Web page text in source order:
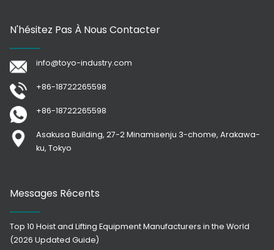
N'hésitez Pas À Nous Contacter
info@toyo-industry.com
+86-18722265598
+86-18722265598
Asakusa Building, 27-2 Minamisenju 3-chome, Arakawa-
ku, Tokyo
Messages Récents
Top 10 Hoist and Lifting Equipment Manufacturers in the World
(2026 Updated Guide)